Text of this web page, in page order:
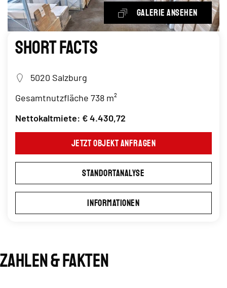
Galerie ansehen
Short Facts
5020 Salzburg
Gesamtnutzfläche 738 m²
Nettokaltmiete: € 4.430,72
Jetzt Objekt anfragen
Standortanalyse
Informationen
Zahlen & Fakten